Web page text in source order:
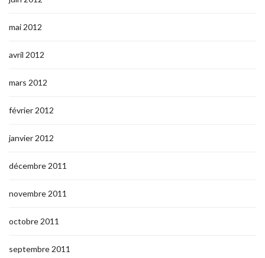
mai 2012
avril 2012
mars 2012
février 2012
janvier 2012
décembre 2011
novembre 2011
octobre 2011
septembre 2011